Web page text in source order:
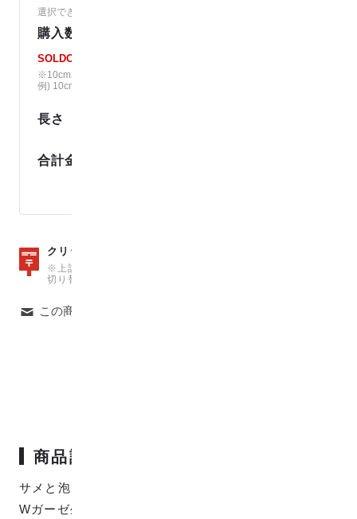
選択できないカラーは売り切れです。（
購入数
SOLDOUT
※10cm単位で、ご注文個数の長さでカット。
例) 10cm × 12 の場合、120cmでカット。
長さ
合計金額
クリックポストは、
※上記の数量を超えた場合は、自動で宅急便での発送料金に
切り替わりますのでご注意ください。
この商品について問い合わせる
商品説明
サメと泡と海藻を北欧調にデザインしたジャカード織
Wガーゼ生地「サメと泡と海藻」です。